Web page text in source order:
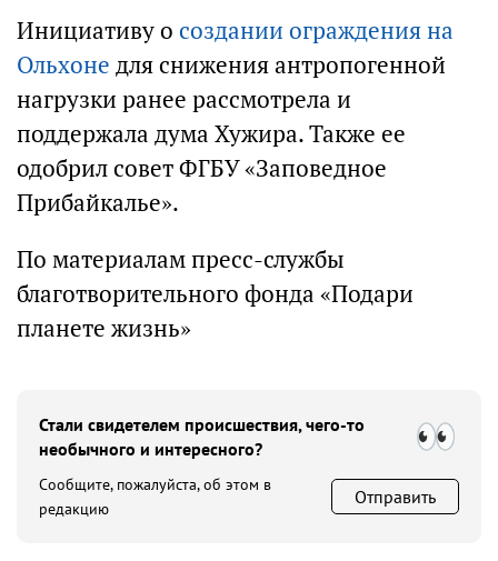
Инициативу о создании ограждения на
Ольхоне для снижения антропогенной
нагрузки ранее рассмотрела и
поддержала дума Хужира. Также ее
одобрил совет ФГБУ «Заповедное
Прибайкалье».
По материалам пресс-службы
благотворительного фонда «Подари
планете жизнь»
Стали свидетелем происшествия, чего-то
необычного и интересного?
Сообщите, пожалуйста, об этом в
редакцию
Отправить